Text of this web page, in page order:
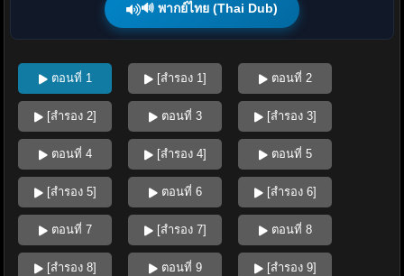
🔊 พากย์ไทย (Thai Dub)
ตอนที่ 1 [สำรอง 1] ตอนที่ 2
[สำรอง 2] ตอนที่ 3 [สำรอง 3]
ตอนที่ 4 [สำรอง 4] ตอนที่ 5
[สำรอง 5] ตอนที่ 6 [สำรอง 6]
ตอนที่ 7 [สำรอง 7] ตอนที่ 8
[สำรอง 8] ตอนที่ 9 [สำรอง 9]